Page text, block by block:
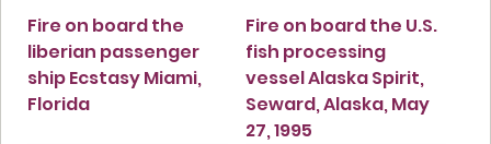
Fire on board the
liberian passenger
ship Ecstasy Miami,
Florida
Fire on board the U.S.
fish processing
vessel Alaska Spirit,
Seward, Alaska, May
27, 1995